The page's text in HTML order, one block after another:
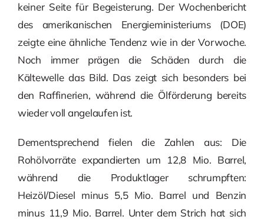
keiner Seite für Begeisterung. Der Wochenbericht
des amerikanischen Energieministeriums (DOE)
zeigte eine ähnliche Tendenz wie in der Vorwoche.
Noch immer prägen die Schäden durch die
Kältewelle das Bild. Das zeigt sich besonders bei
den Raffinerien, während die Ölförderung bereits
wieder voll angelaufen ist.
Dementsprechend fielen die Zahlen aus: Die
Rohölvorräte expandierten um 12,8 Mio. Barrel,
während die Produktlager schrumpften:
Heizöl/Diesel minus 5,5 Mio. Barrel und Benzin
minus 11,9 Mio. Barrel. Unter dem Strich hat sich